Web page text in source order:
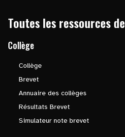
Toutes les ressources de
Collège
Collège
Brevet
Annuaire des collèges
Résultats Brevet
Simulateur note brevet